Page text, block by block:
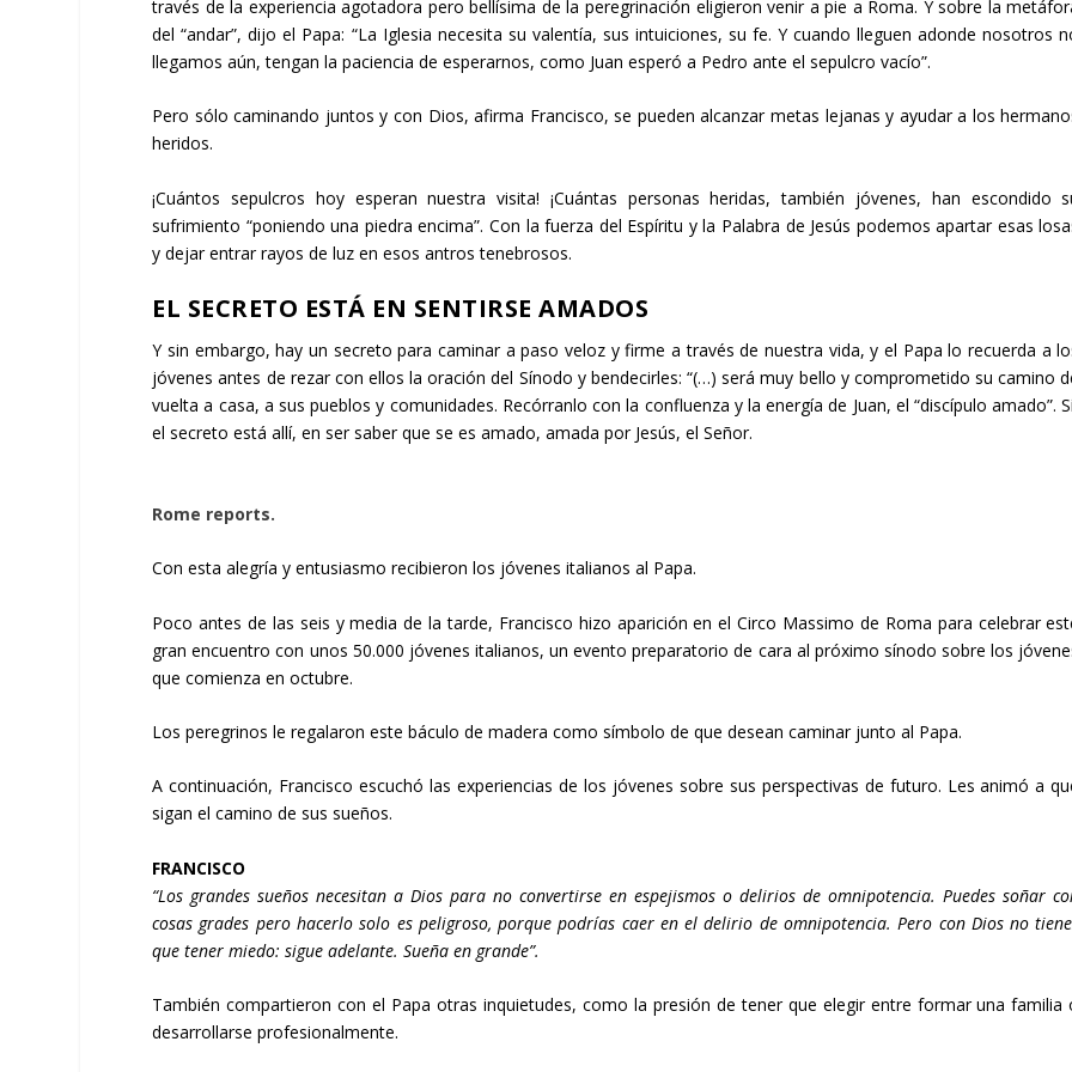
través de la experiencia agotadora pero bellísima de la peregrinación eligieron venir a pie a Roma. Y sobre la
del “andar”, dijo el Papa: “La Iglesia necesita su valentía, sus intuiciones, su fe. Y cuando lleguen adonde nosotros
llegamos aún, tengan la paciencia de esperarnos, como Juan esperó a Pedro ante el sepulcro vacío”.
Pero sólo caminando juntos y con Dios, afirma Francisco, se pueden alcanzar metas lejanas y ayudar a los
heridos.
¡Cuántos sepulcros hoy esperan nuestra visita! ¡Cuántas personas heridas, también jóvenes, han escondido
sufrimiento “poniendo una piedra encima”. Con la fuerza del Espíritu y la Palabra de Jesús podemos apartar esas
y dejar entrar rayos de luz en esos antros tenebrosos.
EL SECRETO ESTÁ EN SENTIRSE AMADOS
Y sin embargo, hay un secreto para caminar a paso veloz y firme a través de nuestra vida, y el Papa lo recuerda a
jóvenes antes de rezar con ellos la oración del Sínodo y bendecirles: “(…) será muy bello y comprometido su camino
vuelta a casa, a sus pueblos y comunidades. Recórranlo con la confluenza y la energía de Juan, el “discípulo amado”.
el secreto está allí, en ser saber que se es amado, amada por Jesús, el Señor.
Rome reports.
Con esta alegría y entusiasmo recibieron los jóvenes italianos al Papa.
Poco antes de las seis y media de la tarde, Francisco hizo aparición en el Circo Massimo de Roma para celebrar
gran encuentro con unos 50.000 jóvenes italianos, un evento preparatorio de cara al próximo sínodo sobre los
que comienza en octubre.
Los peregrinos le regalaron este báculo de madera como símbolo de que desean caminar junto al Papa.
A continuación, Francisco escuchó las experiencias de los jóvenes sobre sus perspectivas de futuro. Les animó a
sigan el camino de sus sueños.
FRANCISCO
“Los grandes sueños necesitan a Dios para no convertirse en espejismos o delirios de omnipotencia. Puedes soñar
cosas grades pero hacerlo solo es peligroso, porque podrías caer en el delirio de omnipotencia. Pero con Dios no
que tener miedo: sigue adelante. Sueña en grande”.
También compartieron con el Papa otras inquietudes, como la presión de tener que elegir entre formar una familia
desarrollarse profesionalmente.